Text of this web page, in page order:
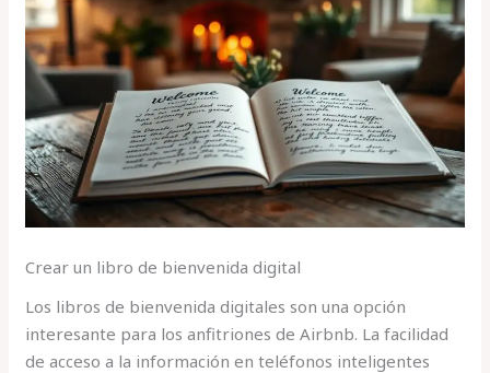
Crear un libro de bienvenida digital
Los libros de bienvenida digitales son una opción
interesante para los anfitriones de Airbnb. La facilidad
de acceso a la información en teléfonos inteligentes